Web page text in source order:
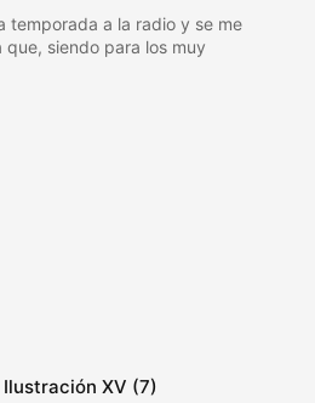
temporada a la radio y se me
siendo para los muy
XV (7)